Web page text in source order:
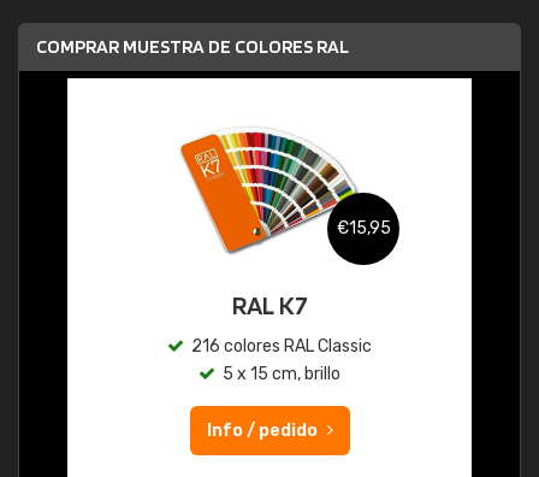
COMPRAR MUESTRA DE COLORES RAL
€15,95
RAL K7
216 colores RAL Classic
5 x 15 cm, brillo
Info / pedido